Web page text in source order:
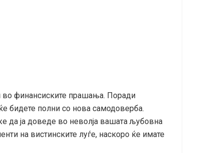
во финансиските прашања. Поради
бидете полни со нова самодоверба.
да ја доведе во неволја вашата љубовна
на вистинските луѓе, наскоро ќе имате